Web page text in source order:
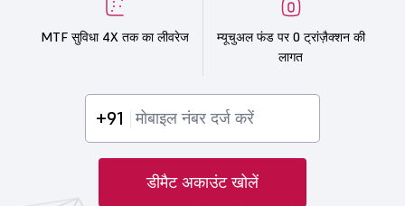
MTF सुविधा 4X तक का लीवरेज
म्यूचुअल फंड पर 0 ट्रांज़ैक्शन की
लागत
+91
डीमैट अकाउंट खोलें